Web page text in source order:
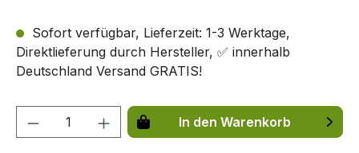
Sofort verfügbar, Lieferzeit: 1-3 Werktage,
Direktlieferung durch Hersteller, ✅ innerhalb
Deutschland Versand GRATIS!
Produkt Anzahl: Gib denIn den Warenkorb